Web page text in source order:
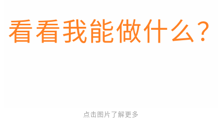
more工具链接
have模糊输入
联想输入yyds
can切换三种编码
有语音输入
看看我能做什么？
点击图片了解更多